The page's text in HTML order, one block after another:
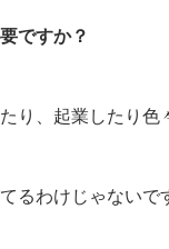
ですか？
り、起業したり色
るわけじゃないで